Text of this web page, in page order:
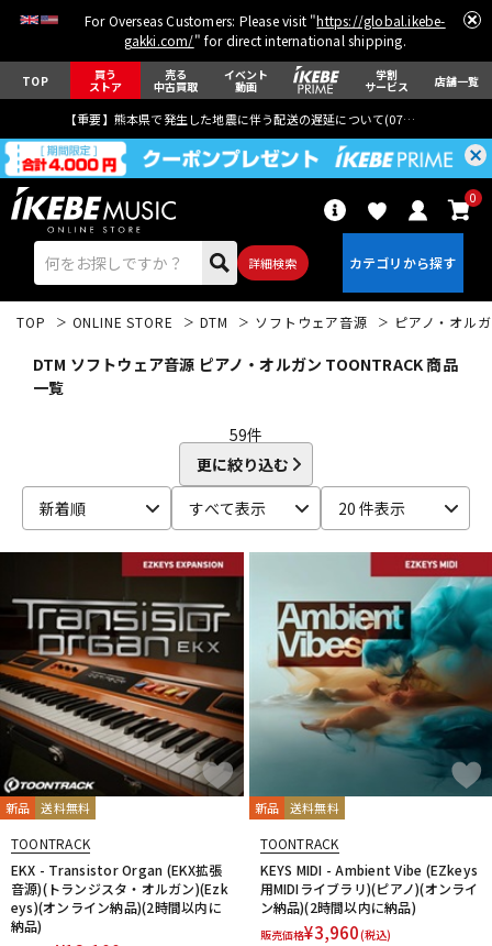
For Overseas Customers: Please visit "https://global.ikebe-
gakki.com/" for direct international shipping.
TOP 買う
ストア
売る
中古買取
イベント
動画
学割
サービス 店舗一覧
【重要】熊本県で発生した地震に伴う配送の遅延について(07月29日
詳細検索
0
ベース ウクレレ
ドラム パーカッション
キーボード 電子ピアノ
管楽器
エフェクター
TOP ONLINE STORE DTM ソフトウェア音源 ピアノ・オル
DTM ソフトウェア音源 ピアノ・オルガン TOONTRACK 商品
一覧
59件
更に絞り込む
新着順
すべて表示 20 件表示
新品 送料無料
TOONTRACK
EKX - Transistor Organ (EKX拡張
音源)(トランジスタ・オルガン)(Ezk
eys)(オンライン納品)(2時間以内に
納品)
新品 送料無料
TOONTRACK
KEYS MIDI - Ambient Vibe (EZkeys
用MIDIライブラリ)(ピアノ)(オンライ
ン納品)(2時間以内に納品)
販売価格¥3,960(税込)